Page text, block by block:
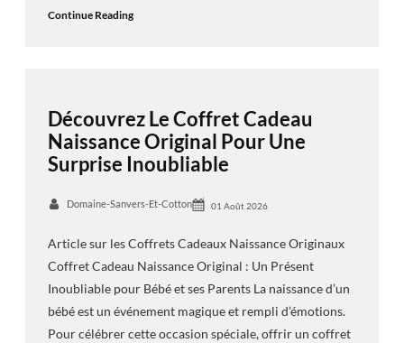
Continue Reading
Découvrez Le Coffret Cadeau
Naissance Original Pour Une
Surprise Inoubliable
Domaine-Sanvers-Et-Cotton 01 Août 2026
Article sur les Coffrets Cadeaux Naissance Originaux
Coffret Cadeau Naissance Original : Un Présent
Inoubliable pour Bébé et ses Parents La naissance d’un
bébé est un événement magique et rempli d’émotions.
Pour célébrer cette occasion spéciale, offrir un coffret